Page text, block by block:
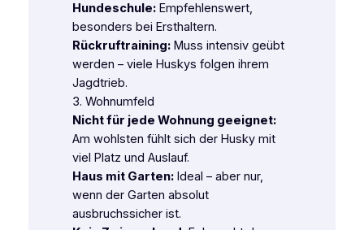
Hundeschule:Empfehlenswert,
besonders bei Ersthaltern.
Rückruftraining:Muss intensiv geübt
werden – viele Huskys folgen ihrem
Jagdtrieb.
3. Wohnumfeld
Nicht für jede Wohnung geeignet:
Am wohlsten fühlt sich der Husky mit
viel Platz und Auslauf.
Haus mit Garten:Ideal – aber nur,
wenn der Garten absolut
ausbruchssicher ist.